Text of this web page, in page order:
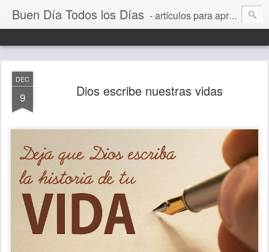
Buen Día Todos los Días - artículos para aprender a vivir mejor, un día a la vez. Por Juan C Quintero
DEC
9 Dios escribe nuestras vidas